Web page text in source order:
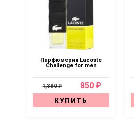
Парфюмерия Lacoste
Challenge for men
1,880 ₽ 850 ₽
КУПИТЬ